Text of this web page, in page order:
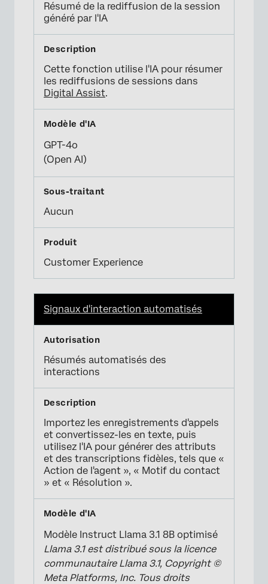
Résumé de la rediffusion de la session
généré par l'IA
Cette fonction utilise l'IA pour résumer
les rediffusions de sessions dans
Digital Assist.
GPT-4o
(Open AI)
Aucun
Customer Experience
Signaux d'interaction automatisés
Résumés automatisés des
interactions
Importez les enregistrements d'appels
et convertissez-les en texte, puis
utilisez l'IA pour générer des attributs
et des transcriptions fidèles, tels que «
Action de l'agent », « Motif du contact
» et « Résolution ».
Modèle Instruct Llama 3.1 8B optimisé
Llama 3.1 est distribué sous la licence
communautaire Llama 3.1, Copyright ©
Meta Platforms, Inc. Tous droits